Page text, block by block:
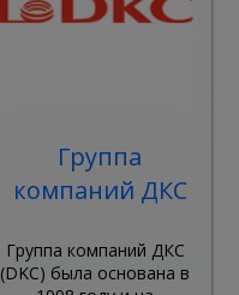
Группа
компаний ДКС
Группа компаний ДКС
(DKC) была основана в